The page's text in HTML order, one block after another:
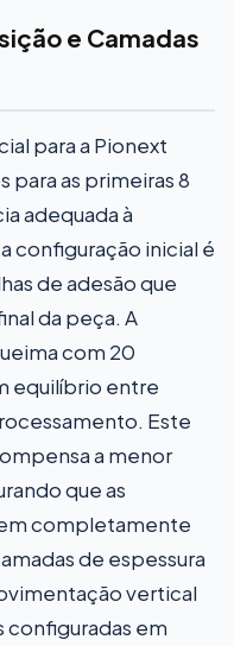
e Camadas
para a Pionext
para as primeiras 8
adequada à
configuração inicial é
de adesão que
da peça. A
com 20
equilíbrio entre
Este
a menor
que as
completamente
de espessura
vertical
em